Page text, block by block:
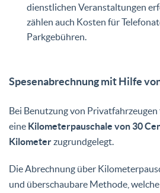
dienstlichen Veranstaltungen
zählen auch Kosten für
Parkgebühren.
Spesenabrechnung mit Hilfe
Bei Benutzung von
eine Kilometerpauschale von 30
Kilometerzugrundgelegt.
Die Abrechnung über
und überschaubare Methode,